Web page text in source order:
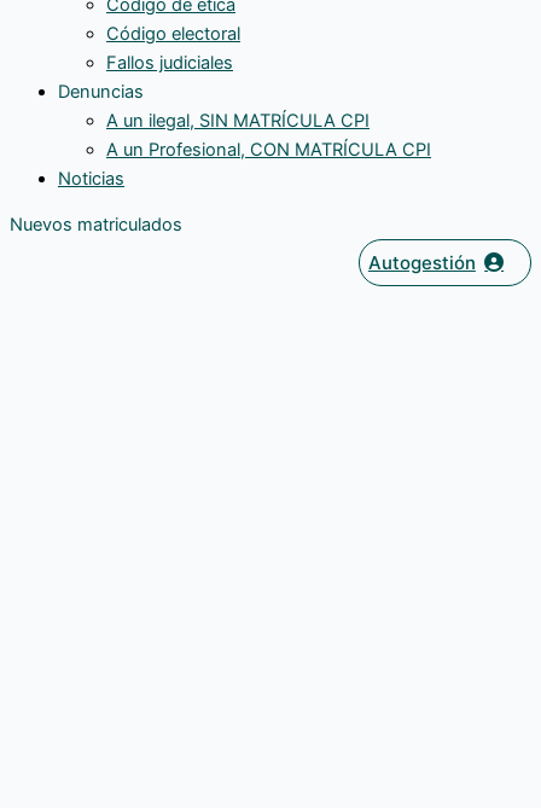
Código electoral
Fallos judiciales
Denuncias
A un ilegal, SIN MATRÍCULA CPI
A un Profesional, CON MATRÍCULA CPI
Noticias
Nuevos matriculados
Autogestión